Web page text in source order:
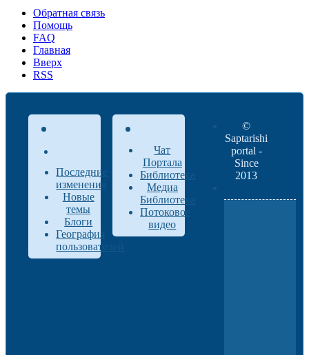
Обратная связь
Помощь
FAQ
Главная
Вверх
RSS
Последние
изменения
Новые
темы
Блоги
География
пользователей
Чат
Портала
Библиотека
Медиа
Библиотека
Потоковое
видео
©
Saptarishi
portal -
Since
2013